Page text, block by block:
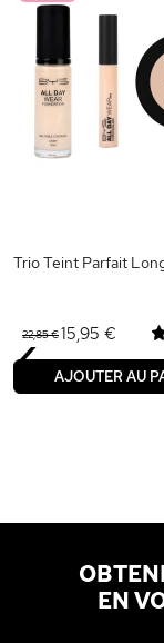
Trio Teint Parfait
22,85 €15,95 €
AJOUTER AU
‹
EN